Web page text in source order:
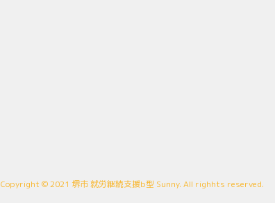
Copyright © 2021 堺市 就労継続支援b型 Sunny. All righhts reserved.